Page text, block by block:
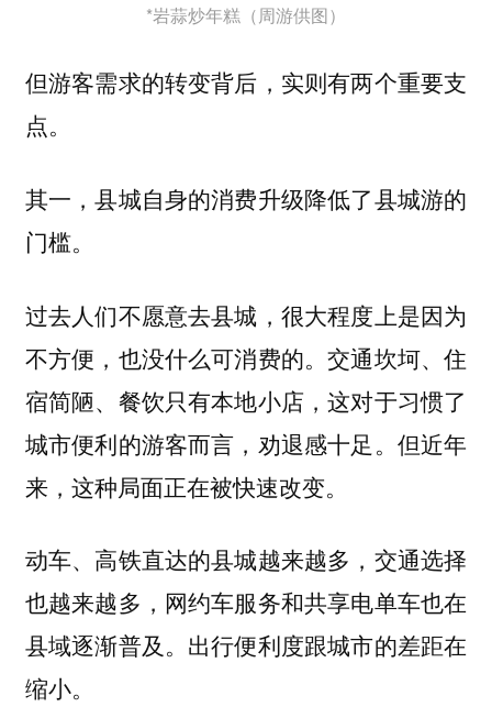
*岩蒜炒年糕（周游供图）
但游客需求的转变背后，实则有两个重要支
点。
其一，县城自身的消费升级降低了县城游的
门槛。
过去人们不愿意去县城，很大程度上是因为
不方便，也没什么可消费的。交通坎坷、住
宿简陋、餐饮只有本地小店，这对于习惯了
城市便利的游客而言，劝退感十足。但近年
来，这种局面正在被快速改变。
动车、高铁直达的县城越来越多，交通选择
也越来越多，网约车服务和共享电单车也在
县域逐渐普及。出行便利度跟城市的差距在
缩小。